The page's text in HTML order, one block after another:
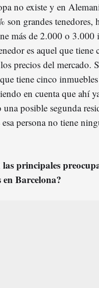
no existe y en
son grandes tenedores,
más de 2.000 o 3.000
es aquel que tiene
precios del mercado.
tiene cinco
en cuenta que ahí
una posible segunda
persona no tiene
las principales
Barcelona?